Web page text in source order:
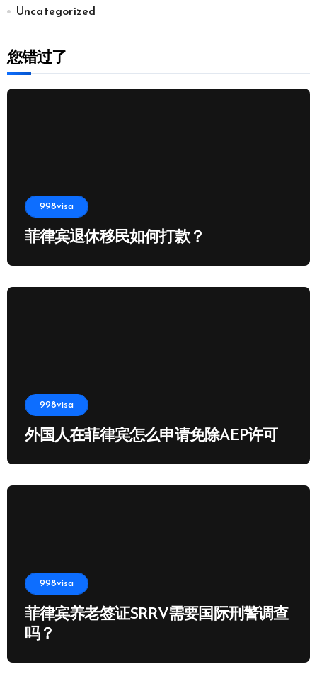
Uncategorized
您错过了
998visa
菲律宾退休移民如何打款？
998visa
外国人在菲律宾怎么申请免除AEP许可
998visa
菲律宾养老签证SRRV需要国际刑警调查
吗？